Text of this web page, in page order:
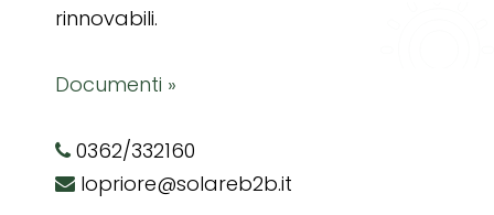
rinnovabili.
Documenti »
0362/332160
lopriore@solareb2b.it